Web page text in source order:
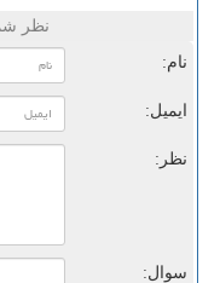
نظر
نام:
ایمیل:
نظر:
سوال: